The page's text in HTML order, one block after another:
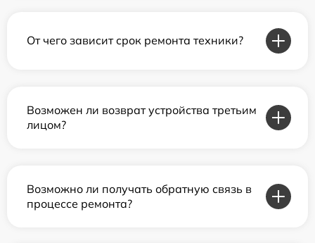
От чего зависит срок ремонта техники?
Возможен ли возврат устройства третьим
лицом?
Возможно ли получать обратную связь в
процессе ремонта?